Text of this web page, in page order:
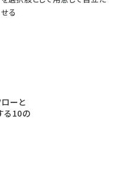
せる
ローと
る10の